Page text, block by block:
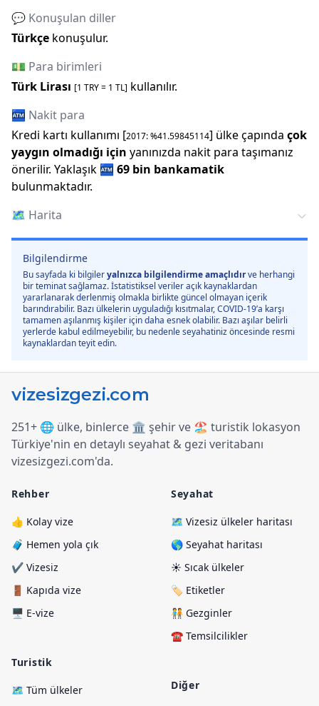
💬 Konuşulan diller
Türkçe konuşulur.
💵 Para birimleri
Türk Lirası [1 TRY= 1 TL] kullanılır.
🏧 Nakit para
Kredi kartı kullanımı [2017: %41.59845114] ülke çapında çok
yaygın olmadığı için yanınızda nakit para taşımanız
önerilir. Yaklaşık 🏧 69 bin bankamatik
bulunmaktadır.
🗺️ Harita
Bilgilendirme
Bu sayfada ki bilgileryalnızca bilgilendirme amaçlıdırve herhangi
bir teminat sağlamaz. İstatistiksel veriler açık kaynaklardan
yararlanarak derlenmiş olmakla birlikte güncel olmayan içerik
barındırabilir. Bazı ülkelerin uyguladığı kısıtmalar, COVID-19’a karşı
tamamen aşılanmış kişiler için daha esnek olabilir. Bazı aşılar belirli
yerlerde kabul edilmeyebilir, bu nedenle seyahatiniz öncesinde resmi
kaynaklardan teyit edin.
251+ 🌐 ülke, binlerce 🏛️ şehir ve 🏖️ turistik lokasyon
Türkiye'nin en detaylı seyahat & gezi veritabanı
vizesizgezi.com'da.
Rehber
👍 Kolay vize
🧳 Hemen yola çık
✔️ Vizesiz
🚪 Kapıda vize
🖥️ E-vize
Turistik
🗺️ Tüm ülkeler
Seyahat
🗺️ Vizesiz ülkeler haritası
🌎 Seyahat haritası
☀️ Sıcak ülkeler
🏷️ Etiketler
🧑‍🤝‍🧑 Gezginler
☎️ Temsilcilikler
Diğer